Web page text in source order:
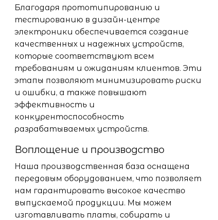
Благодаря прототипированию и
тестированию в дизайн-центре
электроники обеспечивается создание
качественных и надежных устройств,
которые соответствуют всем
требованиям и ожиданиям клиентов. Эти
этапы позволяют минимизировать риски
и ошибки, а также повышают
эффективность и
конкурентоспособность
разрабатываемых устройств.
Воплощение и производство
Наша производственная база оснащена
передовым оборудованием, что позволяет
нам гарантировать высокое качество
выпускаемой продукции. Мы можем
изготавливать платы, собирать и